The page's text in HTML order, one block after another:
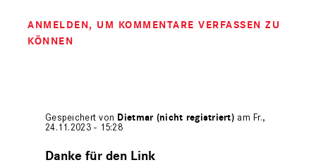
ANMELDEN, UM KOMMENTARE VERFASSEN ZU
KÖNNEN
Gespeichert von Dietmar (nicht registriert) am Fr.,
24.11.2023 - 15:28
auf
Danke für den Link